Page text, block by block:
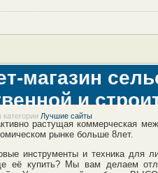
магазин
и
Лучшие сайты
растущая коммерческая
рынке больше 8лет.
инструменты и техника для
её купить? Мы вам делаем